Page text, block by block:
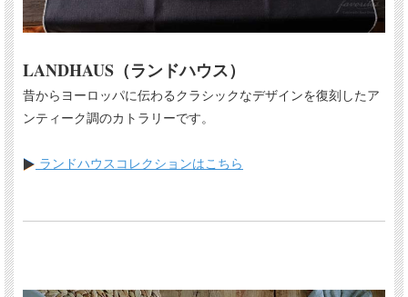
LANDHAUS（ランドハウス）
昔からヨーロッパに伝わるクラシックなデザインを復刻したア
ンティーク調のカトラリーです。
ランドハウスコレクションはこちら